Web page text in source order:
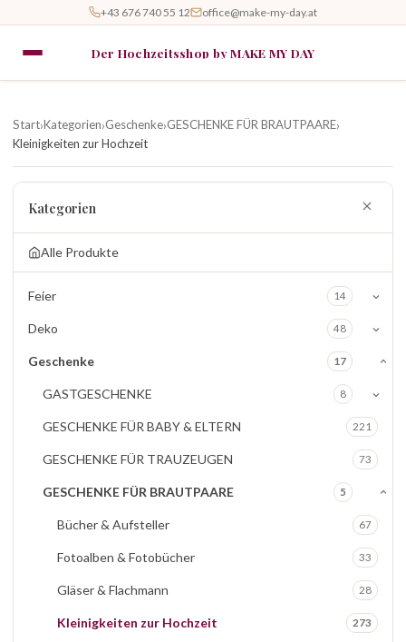
+43 676 740 55 12 office@make-my-day.at
Der Hochzeitsshop by MAKE MY DAY
Start›Kategorien›Geschenke›GESCHENKE FÜR BRAUTPAARE›
Kleinigkeiten zur Hochzeit
Kategorien
Alle Produkte
Feier 14
Deko 48
Geschenke 17
GASTGESCHENKE 8
GESCHENKE FÜR BABY & ELTERN 221
GESCHENKE FÜR TRAUZEUGEN 73
GESCHENKE FÜR BRAUTPAARE 5
Bücher & Aufsteller 67
Fotoalben & Fotobücher 33
Gläser & Flachmann 28
Kleinigkeiten zur Hochzeit 273